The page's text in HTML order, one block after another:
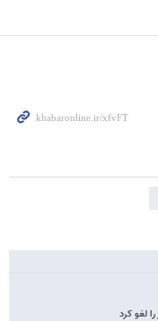
لغو کرد